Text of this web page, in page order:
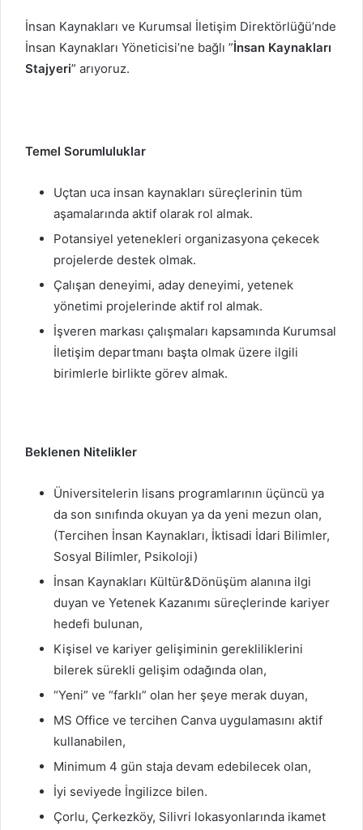
İnsan Kaynakları ve Kurumsal İletişim Direktörlüğü’nde
İnsan Kaynakları Yöneticisi’ne bağlı ”İnsan Kaynakları
Stajyeri” arıyoruz.
Temel Sorumluluklar
Uçtan uca insan kaynakları süreçlerinin tüm
aşamalarında aktif olarak rol almak.
Potansiyel yetenekleri organizasyona çekecek
projelerde destek olmak.
Çalışan deneyimi, aday deneyimi, yetenek
yönetimi projelerinde aktif rol almak.
İşveren markası çalışmaları kapsamında Kurumsal
İletişim departmanı başta olmak üzere ilgili
birimlerle birlikte görev almak.
Beklenen Nitelikler
Üniversitelerin lisans programlarının üçüncü ya
da son sınıfında okuyan ya da yeni mezun olan,
(Tercihen İnsan Kaynakları, İktisadi İdari Bilimler,
Sosyal Bilimler, Psikoloji)
İnsan Kaynakları Kültür&Dönüşüm alanına ilgi
duyan ve Yetenek Kazanımı süreçlerinde kariyer
hedefi bulunan,
Kişisel ve kariyer gelişiminin gerekliliklerini
bilerek sürekli gelişim odağında olan,
“Yeni” ve “farklı” olan her şeye merak duyan,
MS Office ve tercihen Canva uygulamasını aktif
kullanabilen,
Minimum 4 gün staja devam edebilecek olan,
İyi seviyede İngilizce bilen.
Çorlu, Çerkezköy, Silivri lokasyonlarında ikamet